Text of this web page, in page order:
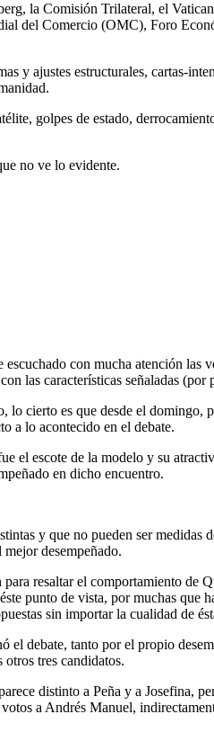
la Comisión Trilateral, el
del Comercio (OMC), Foro
y ajustes estructurales, cartas-
golpes de estado,
no ve lo evidente.
con mucha atención
las características señaladas (por
lo cierto es que desde el
a lo acontecido en el debate.
el escote de la modelo y su
en dicho encuentro.
y que no pueden ser
desempeñado.
resaltar el comportamiento de
punto de vista, por muchas
sin importar la cualidad de
debate, tanto por el propio
tres candidatos.
distinto a Peña y a Josefina,
a Andrés Manuel,